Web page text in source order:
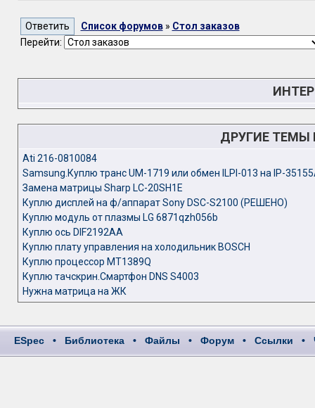
Список форумов» Стол заказов
Перейти:
ДРУГИЕ ТЕМЫ
Ati 216-0810084
Samsung.Куплю транс UM-1719 или обмен ILPI-013 на IP-
Замена матрицы Sharp LC-20SH1E
Куплю дисплей на ф/аппарат Sony DSC-S2100 (РЕШЕНО)
Куплю модуль от плазмы LG 6871qzh056b
Куплю ось DIF2192AA
Куплю плату управления на холодильник BOSCH
Куплю процессор MT1389Q
Куплю тачскрин.Смартфон DNS S4003
Нужна матрица на ЖК
ESpec • Библиотека • Файлы • Форум • Ссылки •